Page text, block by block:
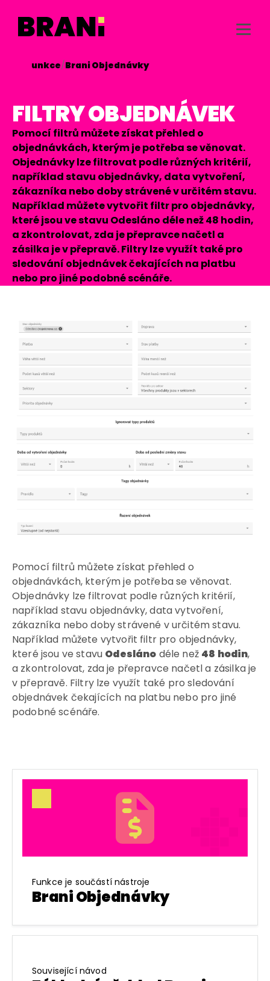
Funkce/Brani Objednávky
FILTRY OBJEDNÁVEK
Pomocí filtrů můžete získat přehled o
objednávkách, kterým je potřeba se věnovat.
Objednávky lze filtrovat podle různých kritérií,
například stavu objednávky, data vytvoření,
zákazníka nebo doby strávené v určitém stavu.
Například můžete vytvořit filtr pro objednávky,
které jsou ve stavu Odesláno déle než 48 hodin,
a zkontrolovat, zda je přepravce načetl a
zásilka je v přepravě. Filtry lze využít také pro
sledování objednávek čekajících na platbu
nebo pro jiné podobné scénáře.
Pomocí filtrů můžete získat přehled o
objednávkách, kterým je potřeba se věnovat.
Objednávky lze filtrovat podle různých kritérií,
například stavu objednávky, data vytvoření,
zákazníka nebo doby strávené v určitém stavu.
Například můžete vytvořit filtr pro objednávky,
které jsou ve stavu Odesláno déle než 48 hodin,
a zkontrolovat, zda je přepravce načetl a zásilka je
v přepravě. Filtry lze využít také pro sledování
objednávek čekajících na platbu nebo pro jiné
podobné scénáře.
Funkce je součástí nástroje
Brani Objednávky
Související návod